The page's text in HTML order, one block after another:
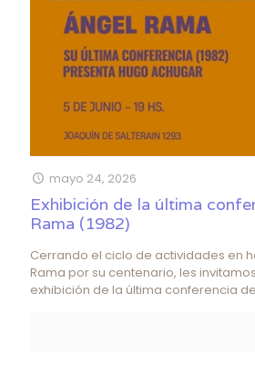
mayo 24, 2026
Exhibición de la última
Rama (1982)
Cerrando el ciclo de actividades en
Rama por su centenario, les
exhibición de la última conferencia